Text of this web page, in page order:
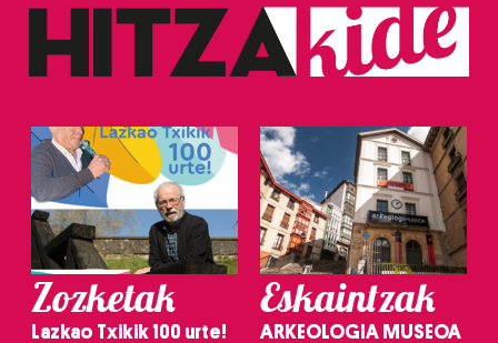
Zozketak
Lazkao Txikik 100 urte!
Eskaintzak
ARKEOLOGIA MUSEOA